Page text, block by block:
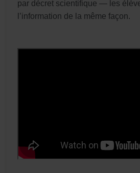
par décret scientifique — les
l’information de la même façon.